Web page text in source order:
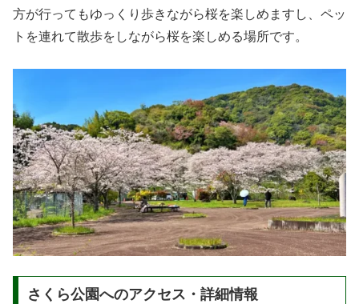
方が行ってもゆっくり歩きながら桜を楽しめますし、ペッ
トを連れて散歩をしながら桜を楽しめる場所です。
さくら公園へのアクセス・詳細情報